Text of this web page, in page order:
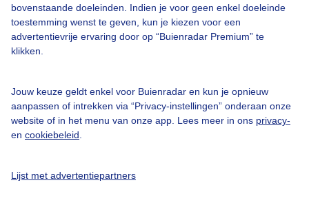
bovenstaande doeleinden. Indien je voor geen enkel doeleinde
toestemming wenst te geven, kun je kiezen voor een
advertentievrije ervaring door op “Buienradar Premium” te
klikken.
Jouw keuze geldt enkel voor Buienradar en kun je opnieuw
aanpassen of intrekken via “Privacy-instellingen” onderaan onze
website of in het menu van onze app. Lees meer in ons privacy-
en cookiebeleid
Lijst met advertentiepartners
Veelgestelde vragen
Contact
Adverteren
Buienradar Team
Cookie beleid